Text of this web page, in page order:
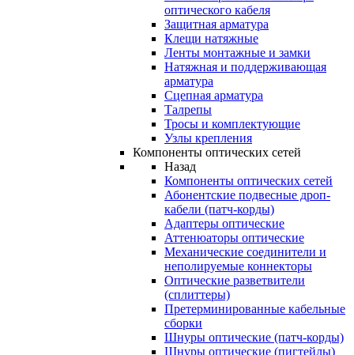
оптического кабеля
Защитная арматура
Клещи натяжные
Ленты монтажные и замки
Натяжная и поддерживающая
арматура
Сцепная арматура
Талрепы
Тросы и комплектующие
Узлы крепления
Компоненты оптических сетей
Назад
Компоненты оптических сетей
Абонентские подвесные дроп-
кабели (патч-корды)
Адаптеры оптические
Аттенюаторы оптические
Механические соединители и
неполируемые коннекторы
Оптические разветвители
(сплиттеры)
Претерминированные кабельные
сборки
Шнуры оптические (патч-корды)
Шнуры оптические (пигтейлы)